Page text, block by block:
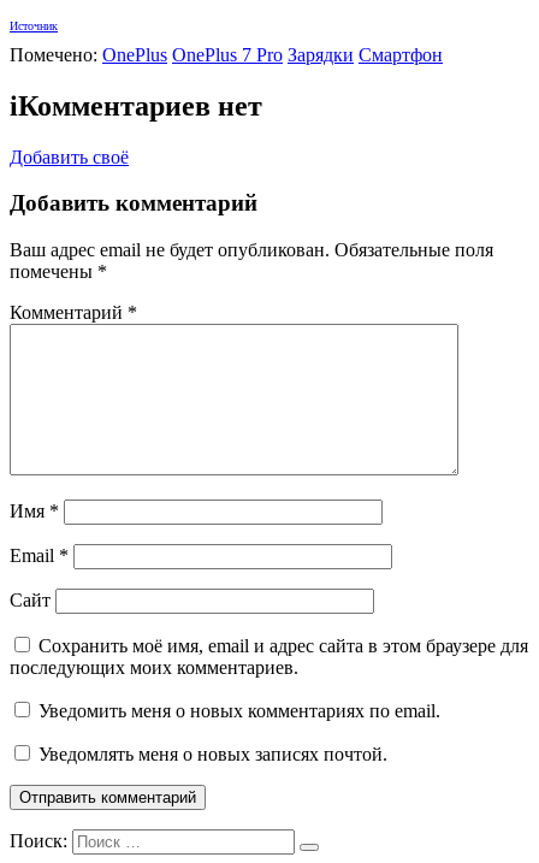
Источник
Помечено: OnePlus OnePlus 7 Pro Зарядки Смартфон
iКомментариев нет
Добавить своё
Добавить комментарий
Ваш адрес email не будет опубликован. Обязательные поля
помечены *
Комментарий *
Имя *
Email *
Сайт
Сохранить моё имя, email и адрес сайта в этом браузере для
последующих моих комментариев.
Уведомить меня о новых комментариях по email.
Уведомлять меня о новых записях почтой.
Поиск: